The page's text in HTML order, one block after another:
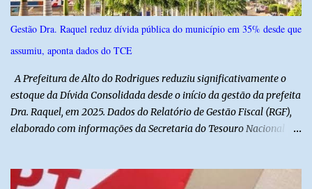
Gestão Dra. Raquel reduz dívida pública do município em 35% desde que
assumiu, aponta dados do TCE
A Prefeitura de Alto do Rodrigues reduziu significativamente o
estoque da Dívida Consolidada desde o início da gestão da prefeita
Dra. Raquel, em 2025. Dados do Relatório de Gestão Fiscal (RGF),
elaborado com informações da Secretaria do Tesouro Nacional
2024. Ao final de 2025, esse passivo já havia caído para R$